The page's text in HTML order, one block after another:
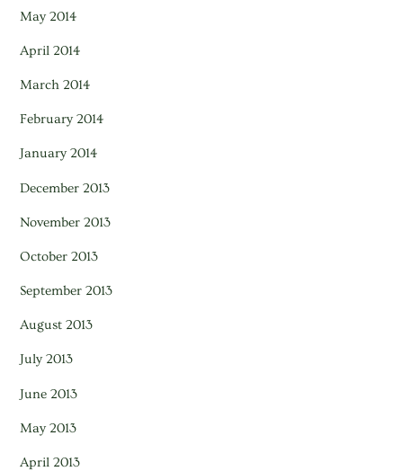
May 2014
April 2014
March 2014
February 2014
January 2014
December 2013
November 2013
October 2013
September 2013
August 2013
July 2013
June 2013
May 2013
April 2013